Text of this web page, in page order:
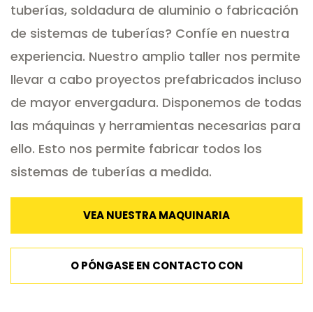
tuberías, soldadura de aluminio o fabricación
de sistemas de tuberías? Confíe en nuestra
experiencia. Nuestro amplio taller nos permite
llevar a cabo proyectos prefabricados incluso
de mayor envergadura. Disponemos de todas
las máquinas y herramientas necesarias para
ello. Esto nos permite fabricar todos los
sistemas de tuberías a medida.
VEA NUESTRA MAQUINARIA
O PÓNGASE EN CONTACTO CON